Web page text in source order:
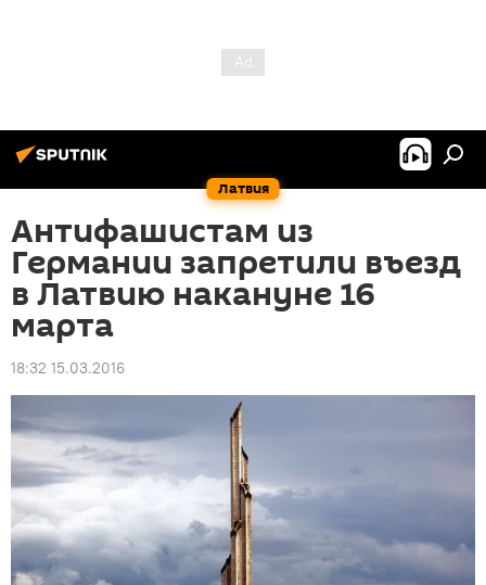
Латвия
Антифашистам из
Германии запретили въезд
в Латвию накануне 16
марта
18:32 15.03.2016